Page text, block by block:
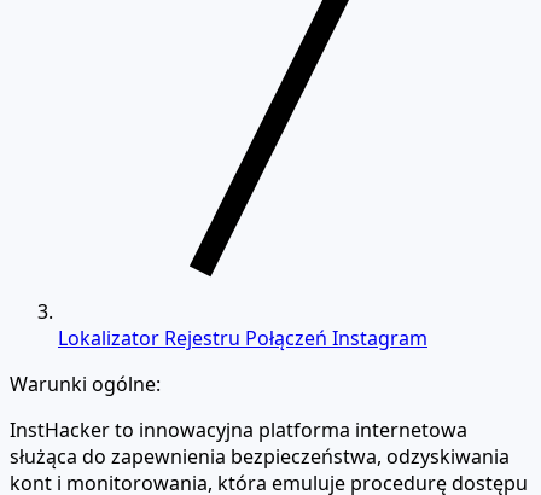
Lokalizator Rejestru Połączeń Instagram
Warunki ogólne:
InstHacker to innowacyjna platforma internetowa
służąca do zapewnienia bezpieczeństwa, odzyskiwania
kont i monitorowania, która emuluje procedurę dostępu